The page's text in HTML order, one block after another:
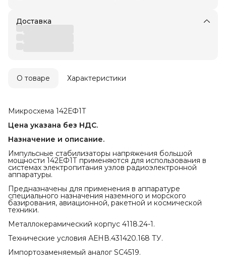
Доставка
О товаре Характеристики
Микросхема 142ЕФ1Т
Цена указана без НДС.
Назначение и описание.
Импульсные стабилизаторы напряжения большой
мощности 142ЕФ1Т применяются для использования в
системах электропитания узлов радиоэлектронной
аппаратуры.
Предназначены для применения в аппаратуре
специального назначения наземного и морского
базирования, авиационной, ракетной и космической
техники.
Металлокерамический корпус 4118.24-1.
Технические условия АЕНВ.431420.168 ТУ.
Импортозаменяемый аналог SC4519.